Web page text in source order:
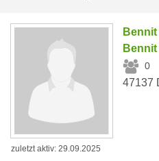
Bennit
Bennit
0
47137
zuletzt aktiv: 29.09.2025